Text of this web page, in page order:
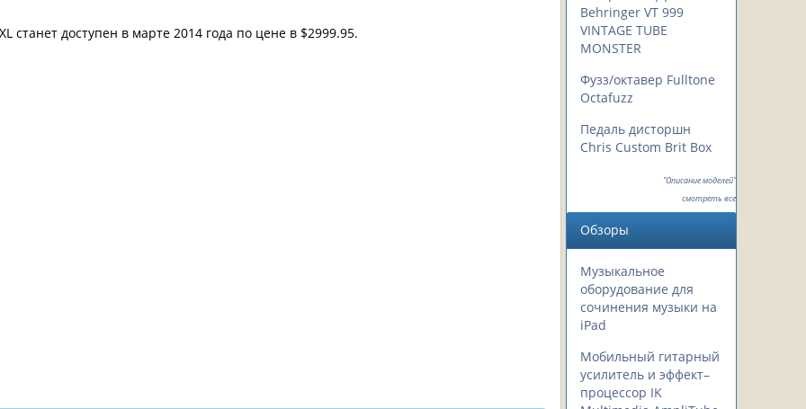
станет доступен в марте 2014 года по цене в $2999.95.
Behringer VT 999
VINTAGE TUBE
MONSTER
Фузз/октавер Fulltone
Octafuzz
Педаль дисторшн
Chris Custom Brit Box
"Описание моделей"
смотреть все
Обзоры
Музыкальное
оборудование для
сочинения музыки на
iPad
Мобильный гитарный
усилитель и эффект–
процессор IK